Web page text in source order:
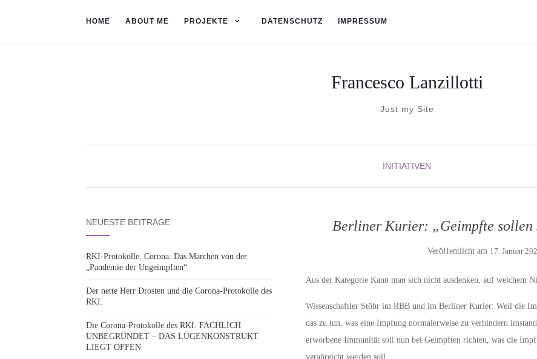
HOME ABOUT ME PROJEKTE DATENSCHUTZ IMPRESSUM
Francesco Lanzillotti
Just my Site
INITIATIVEN
Berliner Kurier: „Geimpfte
Veröffentlicht am 17. Januar
Aus der Kategorie Kann man sich nicht ausdenken, auf welchem
Wissenschaftler Stöhr im RBB und im Berliner Kurier: Weil die
das zu tun, was eine Impfung normalerweise zu verhindern
erworbene Immunität soll nun bei Geimpften richten, was die
verabreicht werden soll.
NEUESTE BEITRÄGE
RKI-Protokolle. Corona: Das Märchen von der
„Pandemie der Ungeimpften“
Der nette Herr Drosten und die Corona-Protokolle des
RKI.
Die Corona-Protokolle des RKI. FACHLICH
UNBEGRÜNDET – DAS LÜGENKONSTRUKT
LIEGT OFFEN